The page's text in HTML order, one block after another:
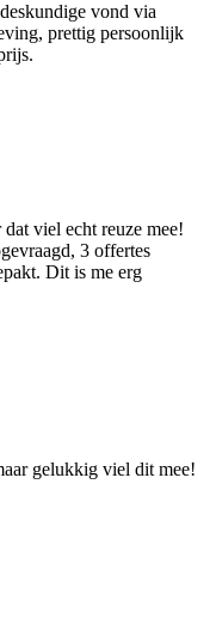
vond via
prettig persoonlijk
viel echt reuze mee!
3 offertes
Dit is me erg
gelukkig viel dit mee!